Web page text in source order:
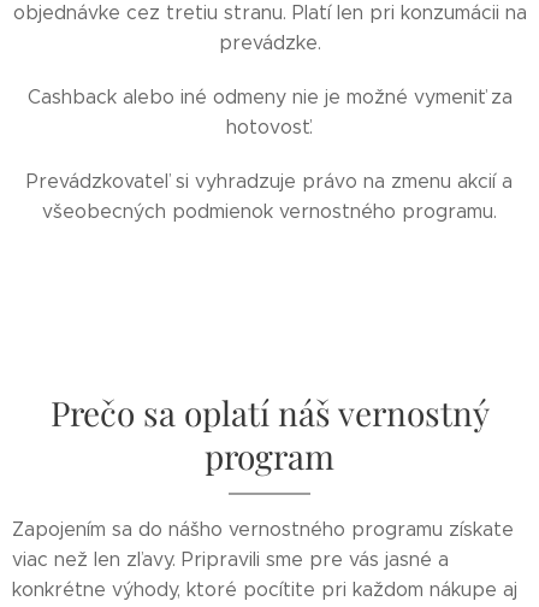
objednávke cez tretiu stranu. Platí len pri konzumácii na
prevádzke.
Cashback alebo iné odmeny nie je možné vymeniť za
hotovosť.
Prevádzkovateľ si vyhradzuje právo na zmenu akcií a
všeobecných podmienok vernostného programu.
Prečo sa oplatí náš vernostný
program
Zapojením sa do nášho vernostného programu získate
viac než len zľavy. Pripravili sme pre vás jasné a
konkrétne výhody, ktoré pocítite pri každom nákupe aj